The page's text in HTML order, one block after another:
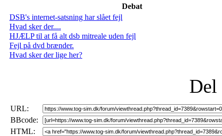
Debat
DSB's internet-satsning har slået fejl
Hvad sker der....
HJÆLP til at få alt dsb mitreale uden fejl
Fejl på dvd brænder.
Hvad sker der lige her?
Del
URL:
BBcode:
HTML: